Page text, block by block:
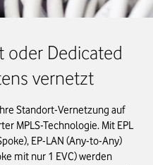
oder Dedicated
vernetzt
Standort-Vernetzung auf
MPLS-Technologie. Mit EPL
EP-LAN (Any-to-Any)
mit nur 1 EVC) werden